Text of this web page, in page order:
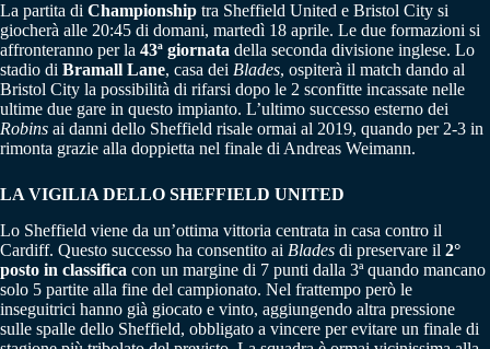
La partita di Championship tra Sheffield United e Bristol City si
giocherà alle 20:45 di domani, martedì 18 aprile. Le due formazioni si
affronteranno per la 43ª giornata della seconda divisione inglese. Lo
stadio di Bramall Lane, casa dei Blades, ospiterà il match dando al
Bristol City la possibilità di rifarsi dopo le 2 sconfitte incassate nelle
ultime due gare in questo impianto. L’ultimo successo esterno dei
Robins ai danni dello Sheffield risale ormai al 2019, quando per 2-3 in
rimonta grazie alla doppietta nel finale di Andreas Weimann.
LA VIGILIA DELLO SHEFFIELD UNITED
Lo Sheffield viene da un’ottima vittoria centrata in casa contro il
Cardiff. Questo successo ha consentito ai Blades di preservare il 2°
posto in classifica con un margine di 7 punti dalla 3ª quando mancano
solo 5 partite alla fine del campionato. Nel frattempo però le
inseguitrici hanno già giocato e vinto, aggiungendo altra pressione
sulle spalle dello Sheffield, obbligato a vincere per evitare un finale di